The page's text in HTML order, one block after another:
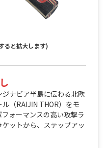
ると拡大します)
ナビア半島に伝わる北欧
（RAIJIN THOR）をモ
ォーマンスの高い攻撃ラ
ットから、ステップアッ